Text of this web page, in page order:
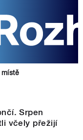
Srpen
včely přežijí